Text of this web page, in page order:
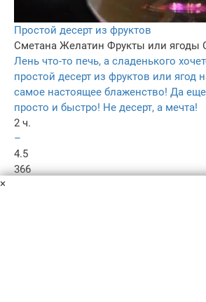
Простой десерт из фруктов
Сметана Желатин Фрукты или ягоды
Лень что-то печь, а сладенького
простой десерт из фруктов или ягод
самое настоящее блаженство! Да еще
просто и быстро! Не десерт, а мечта!
2 ч.
–
4.5
366
×